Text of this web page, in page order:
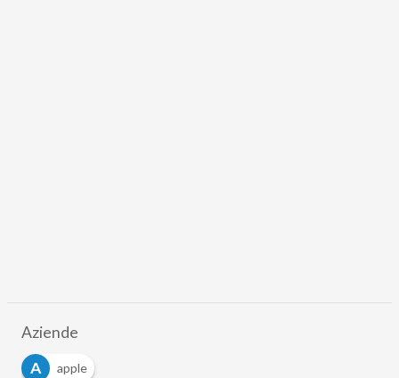
Aziende
A
apple